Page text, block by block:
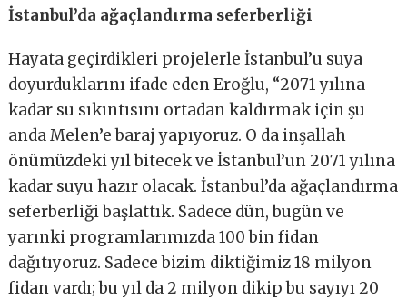
İstanbul’da ağaçlandırma seferberliği
Hayata geçirdikleri projelerle İstanbul’u suya
doyurduklarını ifade eden Eroğlu, “2071 yılına
kadar su sıkıntısını ortadan kaldırmak için şu
anda Melen’e baraj yapıyoruz. O da inşallah
önümüzdeki yıl bitecek ve İstanbul’un 2071 yılına
kadar suyu hazır olacak. İstanbul’da ağaçlandırma
seferberliği başlattık. Sadece dün, bugün ve
yarınki programlarımızda 100 bin fidan
dağıtıyoruz. Sadece bizim diktiğimiz 18 milyon
fidan vardı; bu yıl da 2 milyon dikip bu sayıyı 20